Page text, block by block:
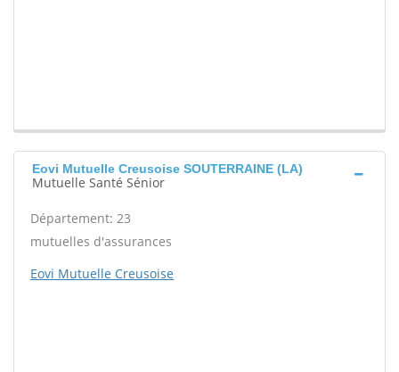
Eovi Mutuelle Creusoise SOUTERRAINE (LA)
Mutuelle Santé Sénior
Département: 23
mutuelles d'assurances
Eovi Mutuelle Creusoise